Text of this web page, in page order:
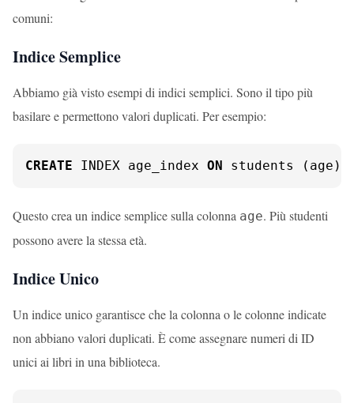
comuni:
Indice Semplice
Abbiamo già visto esempi di indici semplici. Sono il tipo più
basilare e permettono valori duplicati. Per esempio:
CREATE INDEX age_index ON students (age);
Questo crea un indice semplice sulla colonna age. Più studenti
possono avere la stessa età.
Indice Unico
Un indice unico garantisce che la colonna o le colonne indicate
non abbiano valori duplicati. È come assegnare numeri di ID
unici ai libri in una biblioteca.